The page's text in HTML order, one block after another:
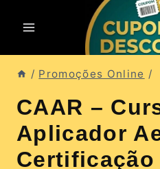
para
o
Conteúdo
/ Promoções Online /
CAAR –
Aplicador
Certificação